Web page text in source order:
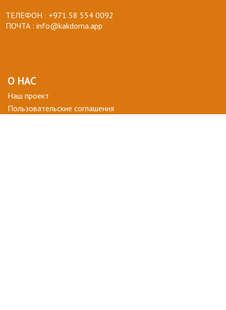
ТЕЛЕФОН : +971 58 554 0092
ПОЧТА : info@kakdoma.app
О НАС
Наш проект
Пользовательские соглашения